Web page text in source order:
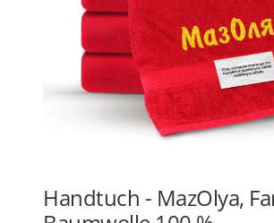
Handtuch - MazOlya,